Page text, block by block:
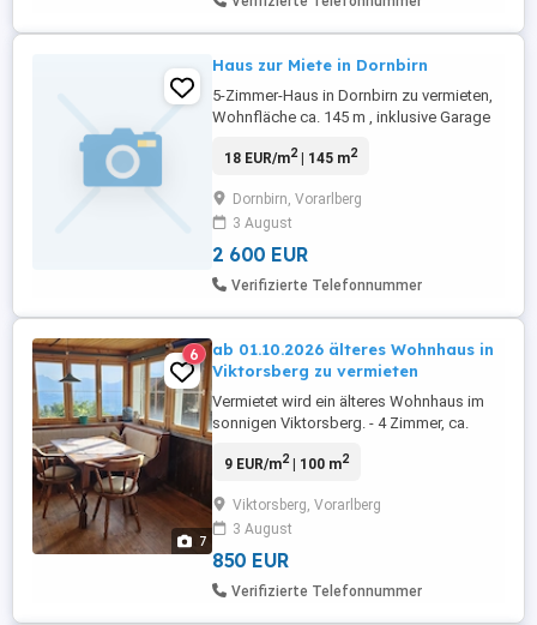
Haus zur Miete in Dornbirn
5-Zimmer-Haus in Dornbirn zu vermieten,
Wohnfläche ca. 145 m , inklusive Garage
Stellplätze). Grundstück: ca. 830 m .
Interesse kontaktieren Sie uns bitte. Miete:
2.600 (inklusive Nebenkosten)
!!!!Provisionsfrei!!!!
18 EUR/m2| 145 m2
Dornbirn, Vorarlberg
3 August
2 600 EUR
Verifizierte Telefonnummer
7
6
ab 01.10.2026 älteres Wohnhaus in
Viktorsberg zu vermieten
Vermietet wird ein älteres Wohnhaus im
sonnigen Viktorsberg. - 4 Zimmer, ca.
Wohnzimmer mit Kachelofen, 3 Schlaf-
WC, Veranda - Miete: 850 (kalt) - Heizung:
Öl-Zentralheizung + Kachelofen mit Holz
(optional) (ca. 1200-1500L ...
9 EUR/m2| 100 m2
Viktorsberg, Vorarlberg
3 August
850 EUR
Verifizierte Telefonnummer